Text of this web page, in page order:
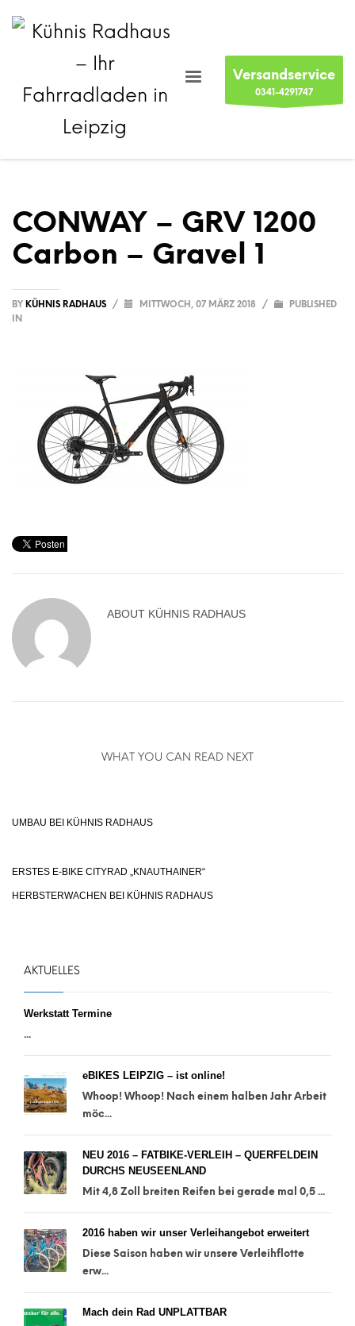
Versandservice
0341-4291747
CONWAY – GRV 1200
Carbon – Gravel 1
BY KÜHNIS RADHAUS / MITTWOCH, 07 MÄRZ 2018 /
PUBLISHED
IN
ABOUT KÜHNIS RADHAUS
WHAT YOU CAN READ NEXT
UMBAU BEI KÜHNIS RADHAUS
ERSTES E-BIKE CITYRAD „KNAUTHAINER“
HERBSTERWACHEN BEI KÜHNIS RADHAUS
AKTUELLES
Werkstatt Termine
...
eBIKES LEIPZIG – ist online!
Whoop! Whoop! Nach einem halben Jahr Arbeit
möc...
NEU 2016 – FATBIKE-VERLEIH – QUERFELDEIN
DURCHS NEUSEENLAND
Mit 4,8 Zoll breiten Reifen bei gerade mal 0,5 ...
2016 haben wir unser Verleihangebot erweitert
Diese Saison haben wir unsere Verleihflotte
erw...
Mach dein Rad UNPLATTBAR